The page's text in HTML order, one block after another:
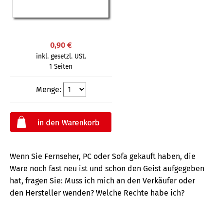
0,90 €
inkl. gesetzl. USt.
1 Seiten
Menge:
Wenn Sie Fernseher, PC oder Sofa gekauft haben, die
Ware noch fast neu ist und schon den Geist aufgegeben
hat, fragen Sie: Muss ich mich an den Verkäufer oder
den Hersteller wenden? Welche Rechte habe ich?